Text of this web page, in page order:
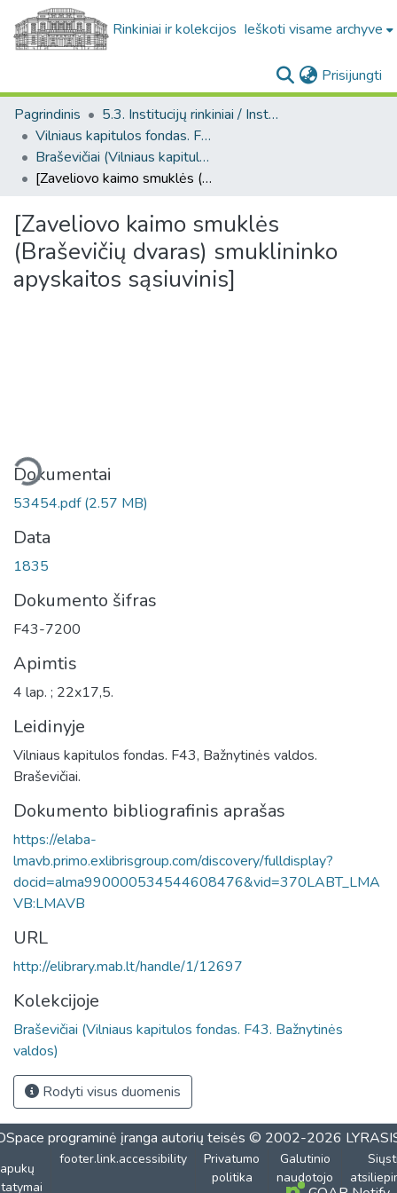
Rinkiniai ir kolekcijos Ieškoti visame archyve
Prisijungti
Pagrindinis
5.3. Institucijų rinkiniai / Institutional collections
Vilniaus kapitulos fondas. F43
Braševičiai (Vilniaus kapitulos fondas. F43. Bažnytinės valdos)
[Zaveliovo kaimo smuklės (Braševičių dvaras) smuklininko apyskaitos sąsiuvinis]
[Zaveliovo kaimo smuklės
(Braševičių dvaras) smuklininko
apyskaitos sąsiuvinis]
Dokumentai
53454.pdf(2.57 MB)
Data
1835
Dokumento šifras
F43-7200
Apimtis
4 lap. ; 22x17,5.
Leidinyje
Vilniaus kapitulos fondas. F43, Bažnytinės valdos.
Braševičiai.
Dokumento bibliografinis aprašas
https://elaba-
lmavb.primo.exlibrisgroup.com/discovery/fulldisplay?
docid=alma990000534544608476&vid=370LABT_LMA
VB:LMAVB
URL
http://elibrary.mab.lt/handle/1/12697
Kolekcijoje
Braševičiai (Vilniaus kapitulos fondas. F43. Bažnytinės
valdos)
Rodyti visus duomenis
programinė įranga autorių teisės © 2002-2026
footer.link.accessibility
Privatumo
politika
Galutinio
naudotojo